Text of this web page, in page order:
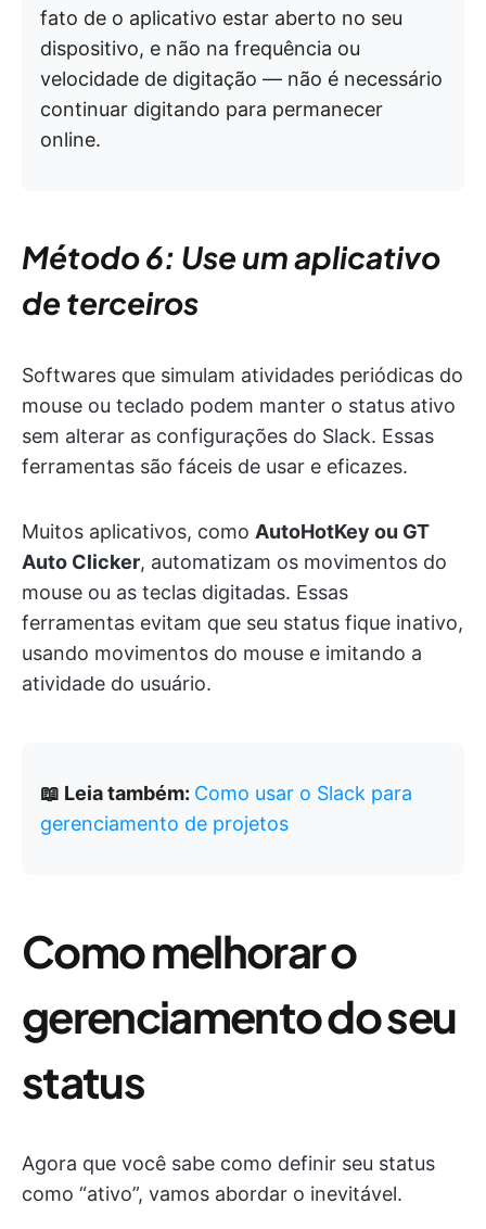
fato de o aplicativo estar aberto no seu
dispositivo, e não na frequência ou
velocidade de digitação — não é necessário
continuar digitando para permanecer
online.
Método 6: Use um aplicativo
de terceiros
Softwares que simulam atividades periódicas do
mouse ou teclado podem manter o status ativo
sem alterar as configurações do Slack. Essas
ferramentas são fáceis de usar e eficazes.
Muitos aplicativos, como AutoHotKey ou GT
Auto Clicker, automatizam os movimentos do
mouse ou as teclas digitadas. Essas
ferramentas evitam que seu status fique inativo,
usando movimentos do mouse e imitando a
atividade do usuário.
📖 Leia também: Como usar o Slack para
gerenciamento de projetos
Como melhorar o
gerenciamento do seu
status
Agora que você sabe como definir seu status
como “ativo”, vamos abordar o inevitável.